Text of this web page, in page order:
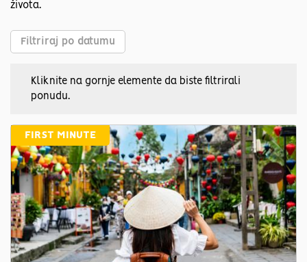
života.
Filtriraj po datumu
Kliknite na gornje elemente da biste filtrirali
ponudu.
FIRST MINUTE